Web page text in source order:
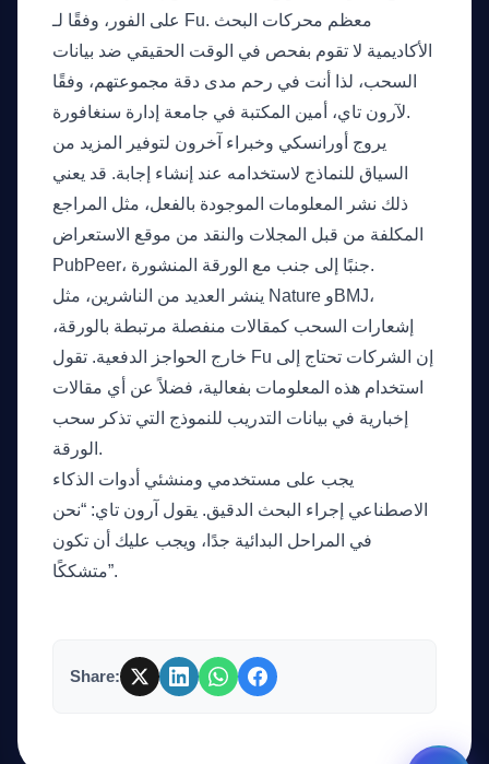
على الفور، وفقًا لـ Fu. معظم محركات البحث
الأكاديمية لا تقوم بفحص في الوقت الحقيقي ضد بيانات
السحب، لذا أنت في رحم مدى دقة مجموعتهم، وفقًا
لآرون تاي، أمين المكتبة في جامعة إدارة سنغافورة.
يروج أورانسكي وخبراء آخرون لتوفير المزيد من
السياق للنماذج لاستخدامه عند إنشاء إجابة. قد يعني
ذلك نشر المعلومات الموجودة بالفعل، مثل المراجع
المكلفة من قبل المجلات والنقد من موقع الاستعراض
PubPeer، جنبًا إلى جنب مع الورقة المنشورة.
ينشر العديد من الناشرين، مثل Nature وBMJ،
إشعارات السحب كمقالات منفصلة مرتبطة بالورقة،
خارج الحواجز الدفعية. تقول Fu إن الشركات تحتاج إلى
استخدام هذه المعلومات بفعالية، فضلاً عن أي مقالات
إخبارية في بيانات التدريب للنموذج التي تذكر سحب
الورقة.
يجب على مستخدمي ومنشئي أدوات الذكاء
الاصطناعي إجراء البحث الدقيق. يقول آرون تاي: “نحن
في المراحل البدائية جدًا، ويجب عليك أن تكون
متشككًا”.
Share:
GateOfAI AI Guide
Online